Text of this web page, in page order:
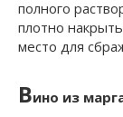
полного
плотно
место для
Вино из